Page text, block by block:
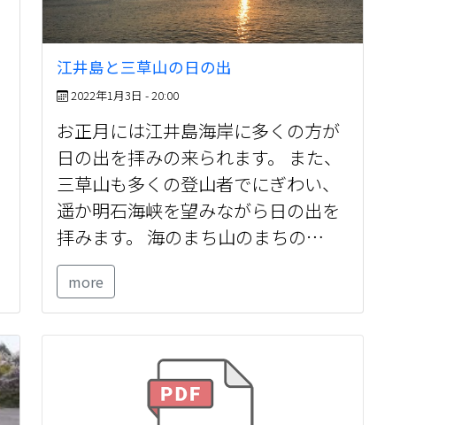
江井島と三草山の日の出
2022年1月3日 - 20:00
お正月には江井島海岸に多くの方が
日の出を拝みの来られます。 また、
三草山も多くの登山者でにぎわい、
遥か明石海峡を望みながら日の出を
拝みます。 海のまち山のまちの…
more